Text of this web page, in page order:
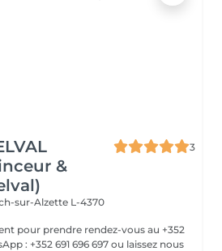
&
3
sur-Alzette L-4370
pour prendre rendez-vous au +352
: +352 691 696 697 ou laissez nous